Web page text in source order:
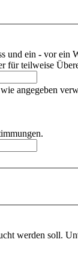
und ein - vor ein
für teilweise
angegeben
werden soll.